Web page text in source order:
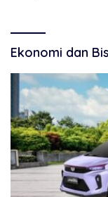
Ekonomi dan